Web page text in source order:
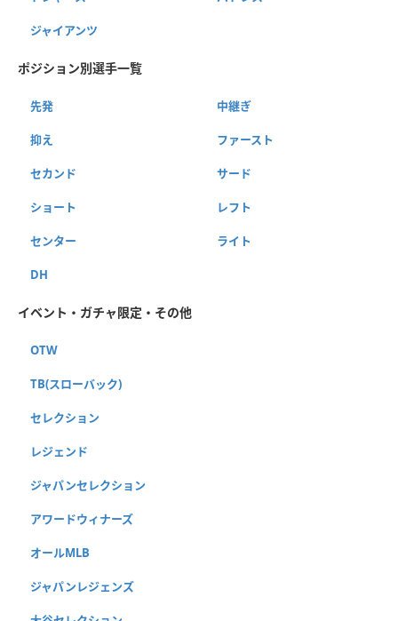
ジャイアンツ
ポジション別選手一覧
先発 中継ぎ
抑え ファースト
セカンド サード
ショート レフト
センター ライト
DH
イベント・ガチャ限定・その他
OTW
TB(スローバック)
セレクション
レジェンド
ジャパンセレクション
アワードウィナーズ
オールMLB
ジャパンレジェンズ